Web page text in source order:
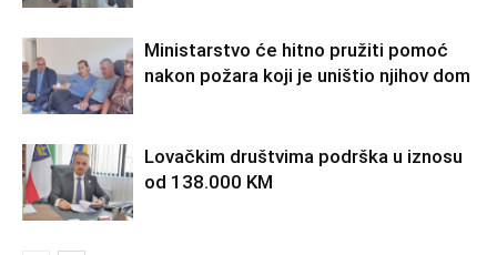
Ministarstvo će hitno pružiti pomoć
nakon požara koji je uništio njihov dom
Lovačkim društvima podrška u iznosu
od 138.000 KM